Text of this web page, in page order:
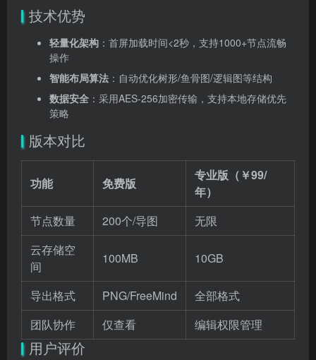
技术优势
轻量化架构 ：首屏加载时间<2秒，支持1000+节点流畅
操作
智能布局算法 ：自动优化树形/鱼骨图/逻辑图等结构
数据安全 ：采用AES-256加密传输，支持本地存储优先
策略
版本对比
功能 免费版
专业版（￥99/
年）
节点数量
200个/导图
无限
云存储空
间
100MB 10GB
导出格式 PNG/FreeMind
全部格式
团队协作
仅查看 编辑权限管理
用户评价